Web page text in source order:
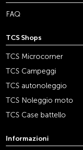
FAQ
TCS Shops
TCS Microcorner
TCS Campeggi
TCS autonoleggio
TCS Noleggio moto
TCS Case battello
Informazioni